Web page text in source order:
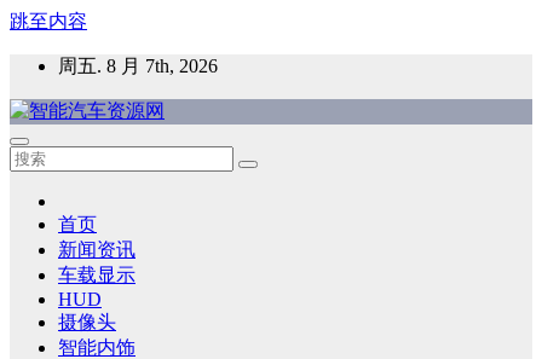
跳至内容
周五. 8 月 7th, 2026
智能汽车资源网
智能表面，智能内饰，新能源汽车，HMI，人车交互，智能车
首页
新闻资讯
车载显示
HUD
摄像头
智能内饰